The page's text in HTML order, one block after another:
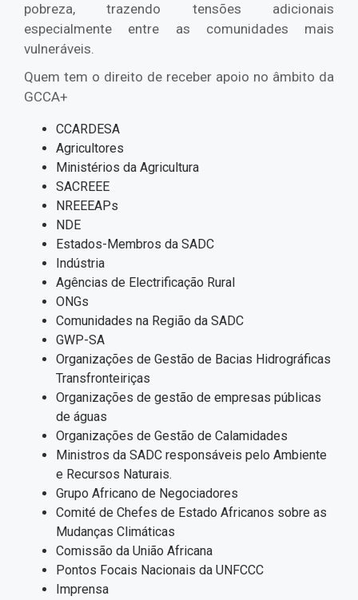
pobreza, trazendo tensões adicionais
especialmente entre as comunidades mais
vulneráveis.
Quem tem o direito de receber apoio no âmbito da
GCCA+
CCARDESA
Agricultores
Ministérios da Agricultura
SACREEE
NREEEAPs
NDE
Estados-Membros da SADC
Indústria
Agências de Electrificação Rural
ONGs
Comunidades na Região da SADC
GWP-SA
Organizações de Gestão de Bacias Hidrográficas
Transfronteiriças
Organizações de gestão de empresas públicas
de águas
Organizações de Gestão de Calamidades
Ministros da SADC responsáveis pelo Ambiente
e Recursos Naturais.
Grupo Africano de Negociadores
Comité de Chefes de Estado Africanos sobre as
Mudanças Climáticas
Comissão da União Africana
Pontos Focais Nacionais da UNFCCC
Imprensa